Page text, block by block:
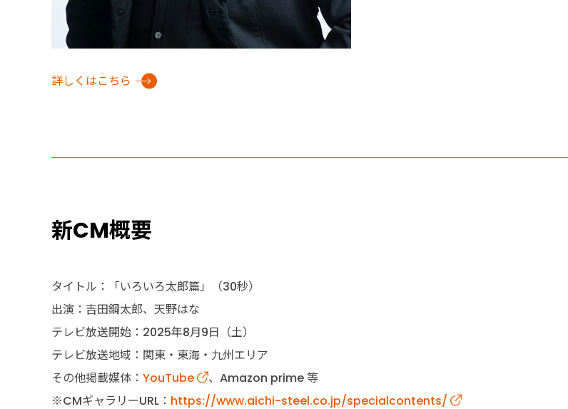
詳しくはこちら
新CM概要
タイトル：「いろいろ太郎篇」（30秒）
出演：吉田鋼太郎、天野はな
テレビ放送開始：2025年8月9日（土）
テレビ放送地域：関東・東海・九州エリア
その他掲載媒体： YouTube
、Amazon prime 等
※CMギャラリーURL： https://www.aichi-steel.co.jp/specialcontents/